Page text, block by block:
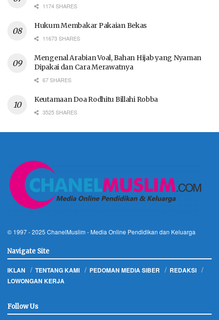
1174 SHARES
Hukum Membakar Pakaian Bekas
11673 SHARES
Mengenal Arabian Voal, Bahan Hijab yang Nyaman
Dipakai dan Cara Merawatnya
67 SHARES
Keutamaan Doa Rodhitu Billahi Robba
3525 SHARES
© 1997 - 2025 ChanelMuslim - Media Online Pendidikan dan Keluarga
Navigate Site
IKLAN TENTANG KAMI PEDOMAN MEDIA SIBER
REDAKSI
LOWONGAN KERJA
Follow Us